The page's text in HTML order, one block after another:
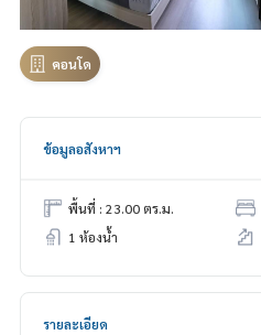
คอนโด
ข้อมูลอสังหาฯ
พื้นที่ : 23.00 ตร.ม.
1 ห้องน้ำ
รายละเอียด